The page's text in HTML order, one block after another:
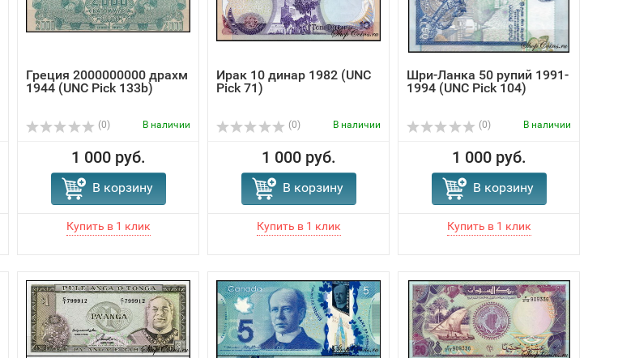
Греция 2000000000 драхм
1944 (UNC Pick 133b)
(0) В наличии
1 000 руб.
В корзину
Ирак 10 динар 1982 (UNC
Pick 71)
(0) В наличии
1 000 руб.
В корзину
Шри-Ланка 50 рупий 1991-
1994 (UNC Pick 104)
(0) В наличии
1 000 руб.
В корзину